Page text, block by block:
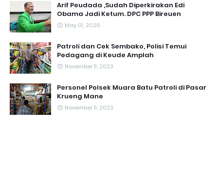
Arif Peudada ,Sudah Diperkirakan Edi
Obama Jadi Ketum. DPC PPP Bireuen
May 01, 2026
Patroli dan Cek Sembako, Polisi Temui
Pedagang di Keude Amplah
November 11, 2023
Personel Polsek Muara Batu Patroli di Pasar
Krueng Mane
November 11, 2023